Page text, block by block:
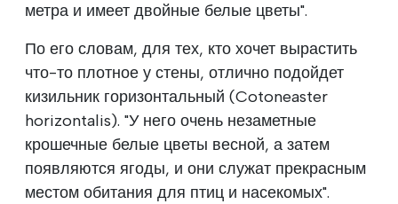
метра и имеет двойные белые цветы".
По его словам, для тех, кто хочет вырастить
что-то плотное у стены, отлично подойдет
кизильник горизонтальный (Cotoneaster
horizontalis). "У него очень незаметные
крошечные белые цветы весной, а затем
появляются ягоды, и они служат прекрасным
местом обитания для птиц и насекомых".